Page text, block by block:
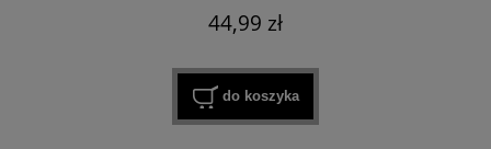
44,99 zł
do koszyka